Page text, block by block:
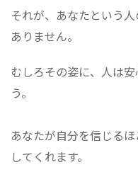
それが、あなたという
ありません。
むしろその姿に、人は
う。
あなたが自分を信じる
してくれます。